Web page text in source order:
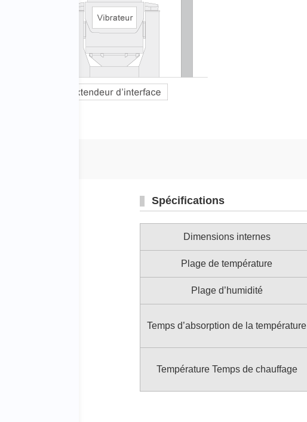
Spécifications
Dimensions internes
Plage de température
Plage d’humidité
Temps d’absorption de la température
Température Temps de chauffage